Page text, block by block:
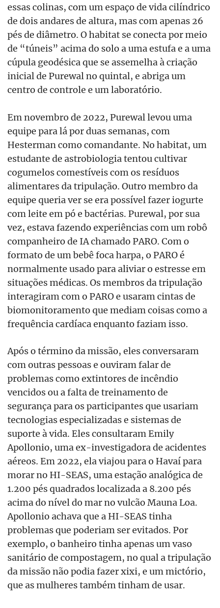
essas colinas, com um espaço de vida cilíndrico
de dois andares de altura, mas com apenas 26
pés de diâmetro. O habitat se conecta por meio
de “túneis” acima do solo a uma estufa e a uma
cúpula geodésica que se assemelha à criação
inicial de Purewal no quintal, e abriga um
centro de controle e um laboratório.
Em novembro de 2022, Purewal levou uma
equipe para lá por duas semanas, com
Hesterman como comandante. No habitat, um
estudante de astrobiologia tentou cultivar
cogumelos comestíveis com os resíduos
alimentares da tripulação. Outro membro da
equipe queria ver se era possível fazer iogurte
com leite em pó e bactérias. Purewal, por sua
vez, estava fazendo experiências com um robô
companheiro de IA chamado PARO. Com o
formato de um bebê foca harpa, o PARO é
normalmente usado para aliviar o estresse em
situações médicas. Os membros da tripulação
interagiram com o PARO e usaram cintas de
biomonitoramento que mediam coisas como a
frequência cardíaca enquanto faziam isso.
Após o término da missão, eles conversaram
com outras pessoas e ouviram falar de
problemas como extintores de incêndio
vencidos ou a falta de treinamento de
segurança para os participantes que usariam
tecnologias especializadas e sistemas de
suporte à vida. Eles consultaram Emily
Apollonio, uma ex-investigadora de acidentes
aéreos. Em 2022, ela viajou para o Havaí para
morar no HI-SEAS, uma estação analógica de
1.200 pés quadrados localizada a 8.200 pés
acima do nível do mar no vulcão Mauna Loa.
Apollonio achava que a HI-SEAS tinha
problemas que poderiam ser evitados. Por
exemplo, o banheiro tinha apenas um vaso
sanitário de compostagem, no qual a tripulação
da missão não podia fazer xixi, e um mictório,
que as mulheres também tinham de usar.